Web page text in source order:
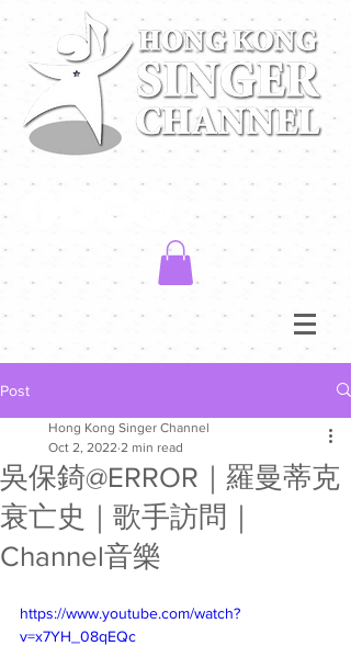
Post
吳保錡@ERROR｜羅曼蒂克
衰亡史｜歌手訪問｜
Channel音樂
Hong Kong Singer Channel
Oct 2, 2022 2 min read
https://www.youtube.com/watch?
v=x7YH_08qEQc